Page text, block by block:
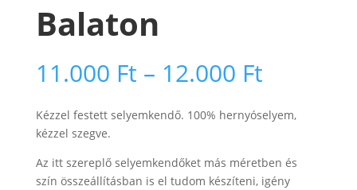
Balaton
11.000 Ft – 12.000 Ft
11.000
-
12.000
Kézzel festett selyemkendő. 100% hernyóselyem,
kézzel szegve.
Az itt szereplő selyemkendőket más méretben és
szín összeállításban is el tudom készíteni, igény